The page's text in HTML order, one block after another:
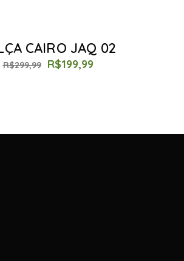
CAIRO JAQ 02
R$299,99 R$199,99